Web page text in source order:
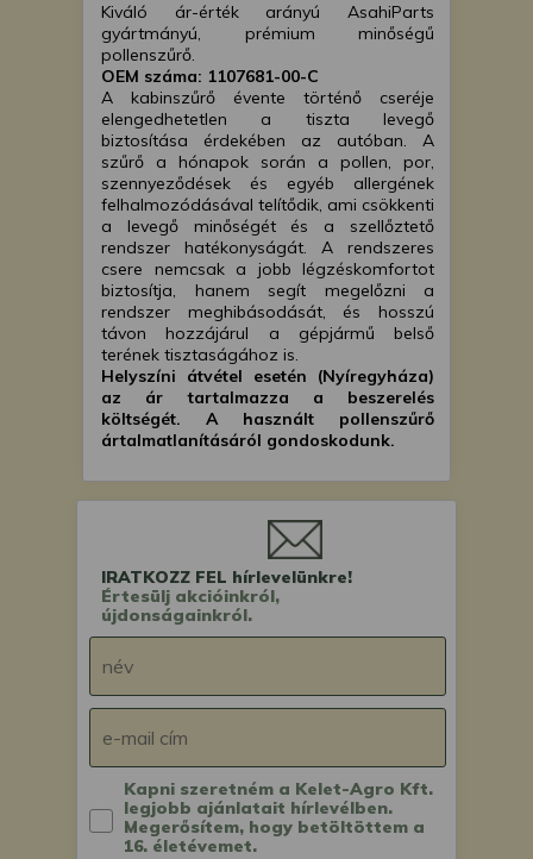
Kiváló ár-érték arányú AsahiParts
gyártmányú, prémium minőségű
pollenszűrő.
OEM száma: 1107681-00-C
A kabinszűrő évente történő cseréje
elengedhetetlen a tiszta levegő
biztosítása érdekében az autóban. A
szűrő a hónapok során a pollen, por,
szennyeződések és egyéb allergének
felhalmozódásával telítődik, ami csökkenti
a levegő minőségét és a szellőztető
rendszer hatékonyságát. A rendszeres
csere nemcsak a jobb légzéskomfortot
biztosítja, hanem segít megelőzni a
rendszer meghibásodását, és hosszú
távon hozzájárul a gépjármű belső
terének tisztaságához is.
Helyszíni átvétel esetén (Nyíregyháza)
az ár tartalmazza a beszerelés
költségét. A használt pollenszűrő
ártalmatlanításáról gondoskodunk.
IRATKOZZ FEL hírlevelünkre!
Értesülj akcióinkról,
újdonságainkról.
Kapni szeretném a Kelet-Agro Kft.
legjobb ajánlatait hírlevélben.
Megerősítem, hogy betöltöttem a
16. életévemet.
hozzájárulása, de jogában áll
tiltakozni az ilyen jellegű
adatkezelés ellen. A beállításai
csak erre a weboldalra érvényesek.
Erre a webhelyre visszatérve vagy
az adatvédelmi szabályzatunk
segítségével bármikor
megváltoztathatja a beállításait.